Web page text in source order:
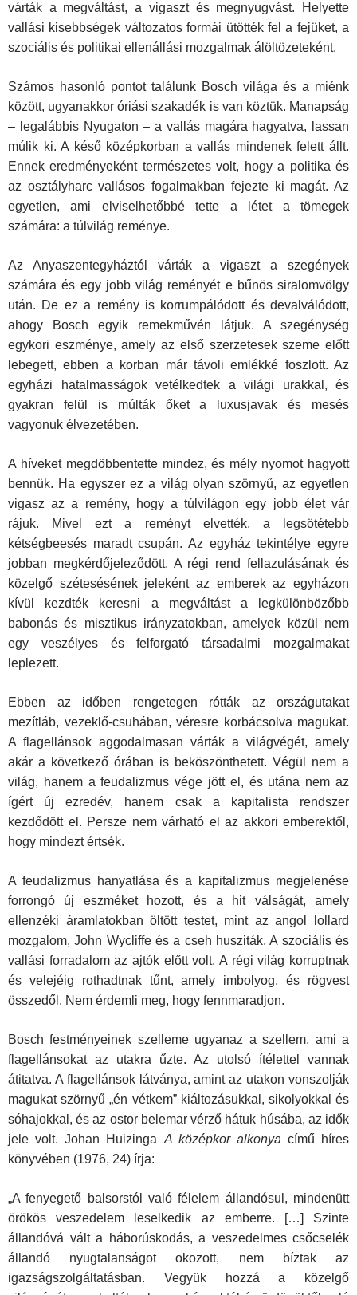
várták a megváltást, a vigaszt és megnyugvást. Helyette
vallási kisebbségek változatos formái ütötték fel a fejüket, a
szociális és politikai ellenállási mozgalmak álöltözeteként.
Számos hasonló pontot találunk Bosch világa és a miénk
között, ugyan­akkor óriási szakadék is van köztük. Manapság
– legalábbis Nyugaton – a vallás magára hagyatva, lassan
múlik ki. A késő középkorban a vallás min­denek felett állt.
Ennek eredményeként természetes volt, hogy a politika és
az osztályharc vallásos fogalmakban fejezte ki magát. Az
egyetlen, ami elviselhetőbbé tette a létet a tömegek
számára: a túlvilág reménye.
Az Anyaszentegyháztól várták a vigaszt a szegények
számára és egy jobb világ reményét e bűnös siralomvölgy
után. De ez a remény is kor­rumpálódott és devalválódott,
ahogy Bosch egyik remekművén látjuk. A szegénység
egykori eszménye, amely az első szerzetesek szeme előtt
lebegett, ebben a korban már távoli emlékké foszlott. Az
egyházi hatal­masságok vetélkedtek a világi urakkal, és
gyakran felül is múlták őket a luxusjavak és mesés
vagyonuk élvezetében.
A híveket megdöbbentette mindez, és mély nyomot hagyott
bennük. Ha egyszer ez a világ olyan szörnyű, az egyetlen
vigasz az a remény, hogy a túlvilágon egy jobb élet vár
rájuk. Mivel ezt a reményt elvették, a legsötétebb
kétségbeesés maradt csupán. Az egyház tekintélye egy­re
jobban megkérdőjeleződött. A régi rend fellazulásának és
közelgő szétesésének jeleként az emberek az egyházon
kívül kezdték keresni a megváltást a legkülönbözőbb
babonás és misztikus irányzatokban, amelyek közül nem
egy veszélyes és felforgató társadalmi mozgalmakat
leplezett.
Ebben az időben rengetegen rótták az országutakat
mezítláb, vezeklő-csuhában, véresre korbácsolva magukat.
A flagellánsok aggodalmasan várták a világvégét, amely
akár a következő órában is beköszönthetett. Végül nem a
világ, hanem a feudalizmus vége jött el, és utána nem az
ígért új ezredév, hanem csak a kapitalista rendszer
kezdődött el. Persze nem várható el az akkori emberektől,
hogy mindezt értsék.
A feudalizmus hanyatlása és a kapitalizmus megjelenése
forrongó új eszméket hozott, és a hit válságát, amely
ellenzéki áramlatokban öltött testet, mint az angol lollard
mozgalom, John Wycliffe és a cseh husziták. A szociális és
vallási forradalom az ajtók előtt volt. A régi világ korruptnak
és velejéig rothadtnak tűnt, amely imbolyog, és rögvest
összedől. Nem érdemli meg, hogy fennmaradjon.
Bosch festményeinek szelleme ugyanaz a szellem, ami a
flagellánsokat az utakra űzte. Az utolsó ítélettel vannak
átitatva. A flagellánsok látványa, amint az utakon vonszolják
magukat szörnyű „én vétkem” kiáltozásukkal, sikolyokkal és
sóhajokkal, és az ostor belemar vérző hátuk húsába, az idők
jele volt. Johan Huizinga A középkor alkonya című híres
könyvében (1976, 24) írja:
„A fenyegető balsorstól való félelem állandósul, mindenütt
örökös veszedelem leselkedik az emberre. […] Szinte
állandóvá vált a háborúskodás, a veszedelmes csőcselék
állandó nyugtalanságot okozott, nem bíztak az
igazságszolgáltatásban. Vegyük hozzá a közelgő